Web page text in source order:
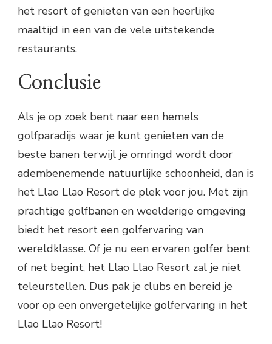
het resort of genieten van een heerlijke
maaltijd in een van de vele uitstekende
restaurants.
Conclusie
Als je op zoek bent naar een hemels
golfparadijs waar je kunt genieten van de
beste banen terwijl je omringd wordt door
adembenemende natuurlijke schoonheid, dan is
het Llao Llao Resort de plek voor jou. Met zijn
prachtige golfbanen en weelderige omgeving
biedt het resort een golfervaring van
wereldklasse. Of je nu een ervaren golfer bent
of net begint, het Llao Llao Resort zal je niet
teleurstellen. Dus pak je clubs en bereid je
voor op een onvergetelijke golfervaring in het
Llao Llao Resort!